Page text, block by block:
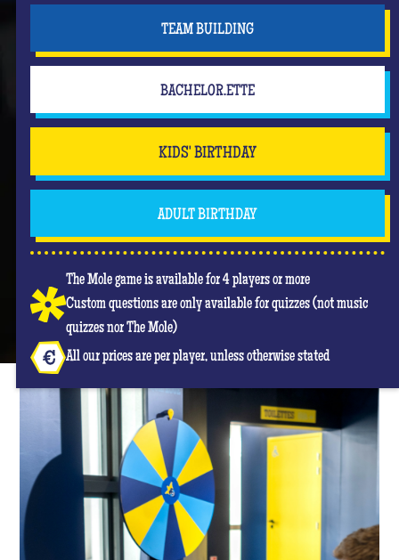
TEAM BUILDING
BACHELOR.ETTE
KIDS' BIRTHDAY
ADULT BIRTHDAY
The Mole game is available for 4 players or more
Custom questions are only available for quizzes (not music
quizzes nor The Mole)
All our prices are per player, unless otherwise stated